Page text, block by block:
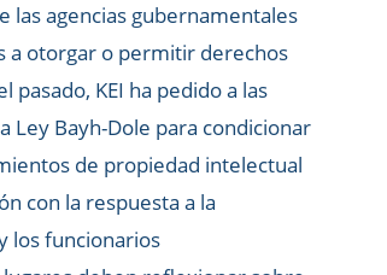
las agencias gubernamentales
a otorgar o permitir derechos
pasado, KEI ha pedido a las
Ley Bayh-Dole para condicionar
de propiedad intelectual
con la respuesta a la
los funcionarios